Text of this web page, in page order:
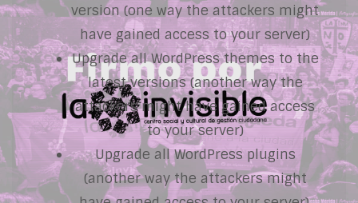
version (one way the attackers might
have gained access to your server)
Upgrade all WordPress themes to the
latest versions (another way the
attackers might have gained access
to your server)
Upgrade all WordPress plugins
(another way the attackers might